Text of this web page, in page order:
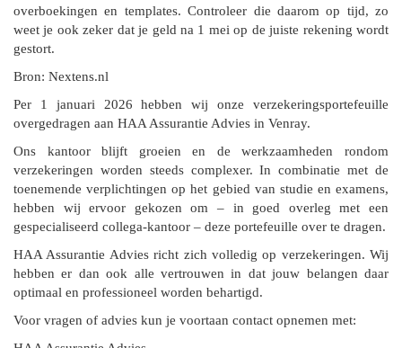
overboekingen en templates. Controleer die daarom op tijd, zo
weet je ook zeker dat je geld na 1 mei op de juiste rekening wordt
gestort.
Bron: Nextens.nl
Per 1 januari 2026 hebben wij onze verzekeringsportefeuille
overgedragen aan HAA Assurantie Advies in Venray.
Ons kantoor blijft groeien en de werkzaamheden rondom
verzekeringen worden steeds complexer. In combinatie met de
toenemende verplichtingen op het gebied van studie en examens,
hebben wij ervoor gekozen om – in goed overleg met een
gespecialiseerd collega-kantoor – deze portefeuille over te dragen.
HAA Assurantie Advies richt zich volledig op verzekeringen. Wij
hebben er dan ook alle vertrouwen in dat jouw belangen daar
optimaal en professioneel worden behartigd.
Voor vragen of advies kun je voortaan contact opnemen met: